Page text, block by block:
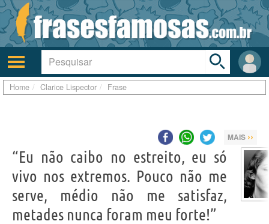
Ativar/desativar
a
navegação
Área
do
Toggle
search
bar
Home Clarice Lispector Frase
MAIS ››
“Eu não caibo no estreito, eu só
vivo nos extremos. Pouco não me
serve, médio não me satisfaz,
metades nunca foram meu forte!”